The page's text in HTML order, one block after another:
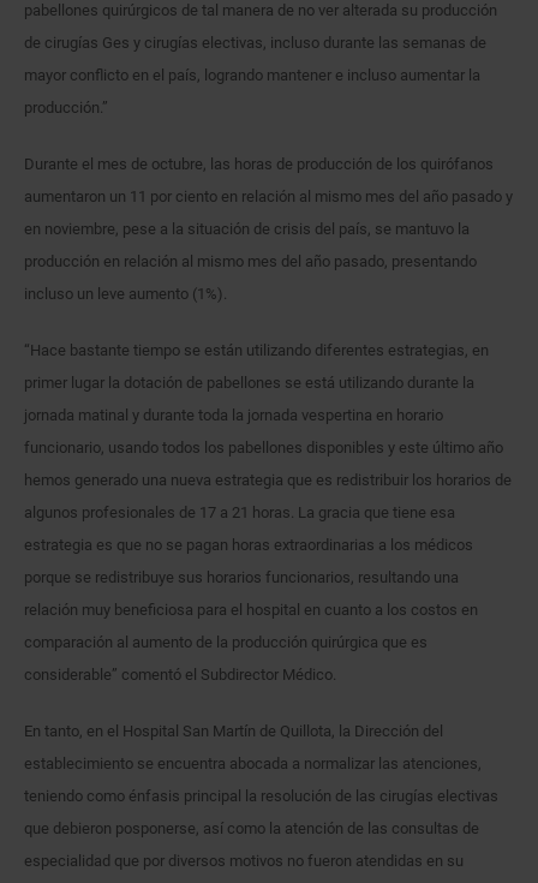
pabellones quirúrgicos de tal manera de no ver alterada su producción
de cirugías Ges y cirugías electivas, incluso durante las semanas de
mayor conflicto en el país, logrando mantener e incluso aumentar la
producción.”
Durante el mes de octubre, las horas de producción de los quirófanos
aumentaron un 11 por ciento en relación al mismo mes del año pasado y
en noviembre, pese a la situación de crisis del país, se mantuvo la
producción en relación al mismo mes del año pasado, presentando
incluso un leve aumento (1%).
“Hace bastante tiempo se están utilizando diferentes estrategias, en
primer lugar la dotación de pabellones se está utilizando durante la
jornada matinal y durante toda la jornada vespertina en horario
funcionario, usando todos los pabellones disponibles y este último año
hemos generado una nueva estrategia que es redistribuir los horarios de
algunos profesionales de 17 a 21 horas. La gracia que tiene esa
estrategia es que no se pagan horas extraordinarias a los médicos
porque se redistribuye sus horarios funcionarios, resultando una
relación muy beneficiosa para el hospital en cuanto a los costos en
comparación al aumento de la producción quirúrgica que es
considerable” comentó el Subdirector Médico.
En tanto, en el Hospital San Martín de Quillota, la Dirección del
establecimiento se encuentra abocada a normalizar las atenciones,
teniendo como énfasis principal la resolución de las cirugías electivas
que debieron posponerse, así como la atención de las consultas de
especialidad que por diversos motivos no fueron atendidas en su